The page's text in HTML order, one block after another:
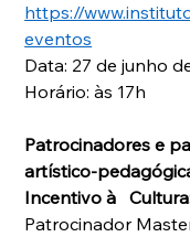
https://
eventos
Data: 27 de junho
Horário: às 17h
Patrocinadores e
artístico-
Incentivo à
Patrocinador